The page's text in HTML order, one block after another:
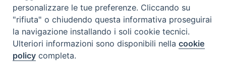
personalizzare le tue preferenze. Cliccando su
"rifiuta" o chiudendo questa informativa proseguirai
la navigazione installando i soli cookie tecnici.
Ulteriori informazioni sono disponibili nellacookie
policy completa.